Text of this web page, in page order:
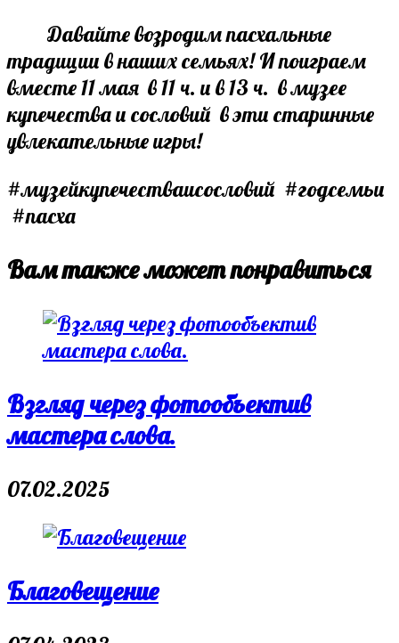
Давайте возродим пасхальные
традиции в наших семьях! И поиграем
вместе 11 мая в 11 ч. и в 13 ч. в музее
купечества и сословий в эти старинные
увлекательные игры!
#музейкупечестваисословий #годсемьи
#пасха
Вам также может понравиться
Взгляд через фотообъектив
мастера слова.
07.02.2025
Благовещение